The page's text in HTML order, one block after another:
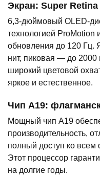
Экран: Super
6,3-дюймовый OLED-
технологией ProMotion
обновления до 120 Гц.
нит, пиковая — до 2000
широкий цветовой
яркое и естественное.
Чип A19:
Мощный чип A19
производительность,
полный доступ ко
Этот процессор
на долгие годы.